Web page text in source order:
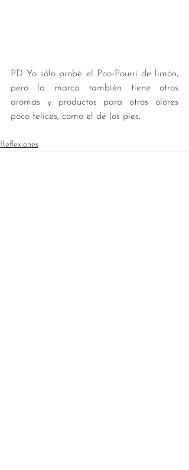
PD Yo sólo probé el Poo-Pourri de limón,
pero la marca también tiene otros
aromas y productos para otros olores
poco felices, como el de los pies.
Reflexiones